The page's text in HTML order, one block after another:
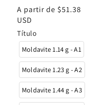
totales
Precio
habitual
A partir de $51.38
USD
Título
Moldavite 1.14 g - A1
Moldavite 1.23 g - A2
Moldavite 1.44 g - A3